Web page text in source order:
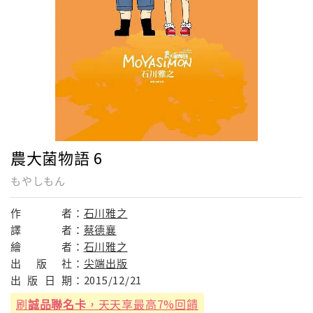
農大菌物語 6
もやしもん
作 者： 石川雅之
譯
者： 蔡德襄
繪
者： 石川雅之
出
版 社： 尖端出版
出 版 日 期： 2015/12/21
刷誠品聯名卡 ，天天享最高7%回饋